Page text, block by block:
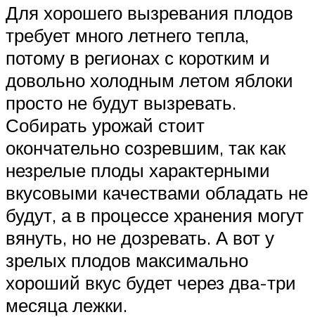
Для хорошего вызревания плодов
требует много летнего тепла,
потому в регионах с коротким и
довольно холодным летом яблоки
просто не будут вызревать.
Собирать урожай стоит
окончательно созревшим, так как
незрелые плоды характерными
вкусовыми качествами обладать не
будут, а в процессе хранения могут
вянуть, но не дозревать. А вот у
зрелых плодов максимально
хороший вкус будет через два-три
месяца лежки.